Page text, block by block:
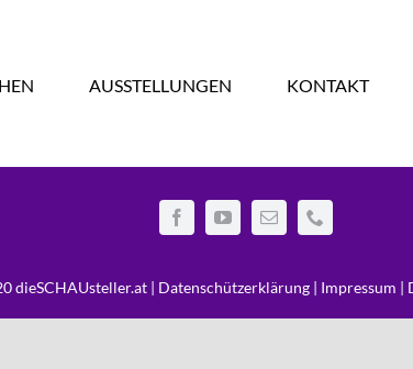
AUSSTELLUNGEN KONTAKT
dieSCHAUsteller.at | Datenschützerklärung | Impressum |